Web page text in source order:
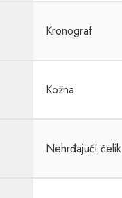
Kronograf
Kožna
Nehrđajući čelik